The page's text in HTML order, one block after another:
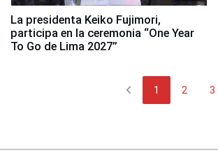
La presidenta Keiko Fujimori,
participa en la ceremonia “One Year
To Go de Lima 2027”
chevron_left 1 2 3